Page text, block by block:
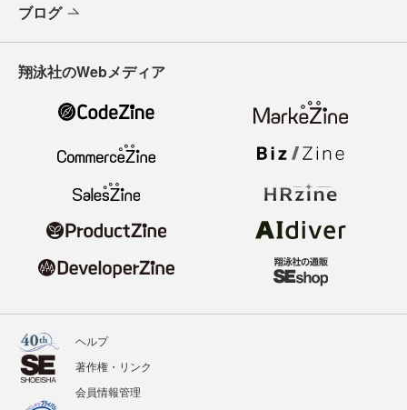
ブログ
翔泳社のWebメディア
ヘルプ
著作権・リンク
会員情報管理